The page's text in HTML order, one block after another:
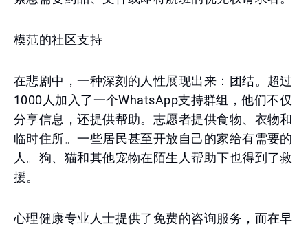
模范的社区支持
在悲剧中，一种深刻的人性展现出来：团结。超过
1000人加入了一个WhatsApp支持群组，他们不仅
分享信息，还提供帮助。志愿者提供食物、衣物和
临时住所。一些居民甚至开放自己的家给有需要的
人。狗、猫和其他宠物在陌生人帮助下也得到了救
援。
心理健康专业人士提供了免费的咨询服务，而在早